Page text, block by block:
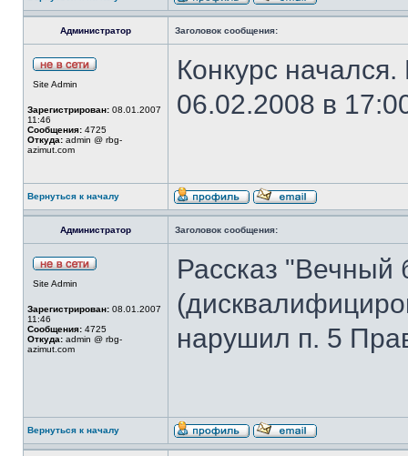
Администратор Заголовок сообщения:
Site Admin
Зарегистрирован: 08.01.2007
11:46
Сообщения: 4725
Откуда: admin @ rbg-
azimut.com
Конкурс
06.02.2008 в
Вернуться к началу
Администратор Заголовок сообщения:
Site Admin
Зарегистрирован: 08.01.2007
11:46
Сообщения: 4725
Откуда: admin @ rbg-
azimut.com
Рассказ "Вечный
нарушил п. 5
Вернуться к началу